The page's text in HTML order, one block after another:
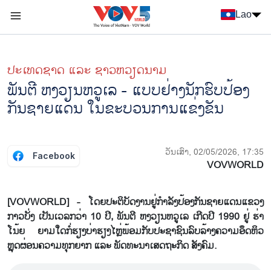
Lao
ປະເທດຊາດ ແລະ ຊາວຫວຽດນາມ
ພັນ​ຕີ ຫງວຽນ​ຫວູ​ເລ - ແບບ​ຢ່າງ​ນັກ​ຮົບ​ປ້ອງ​
ກັນ​ຊາຍ​ແດນ​ ໃນ​ຂະ​ບວນ​ການ​ແຂ່ງ​ຂັນ
Facebook ວັນເສົາ, 02/05/2026, 17:35
VOVWORLD
[VOVWORLD] - ໂດຍປະ​ຕິ​ບັດ​ງານ​ຢູ່​ກຳ​ລັງ​ປ້ອງ​ກັນ​ຊາຍ​ແດນ​ແຂວງ
ກາວ​ບັ່ງ ເປັນ​ເວ​ລກວ່າ 10 ປີ, ພັນ​ຕີ ຫງວຽນ​ຫວູ​ເລ ເກີດປີ 1990 ຢູ່ ຮ່າ​
ໂນ້ຍ ຍາມ​ໃດ​ກໍ່​ຮຽງ​ບ່າ​ຮຽງ​ໄຫຼ່ພ້ອມ​ກັບ​ປະ​ຊາ​ຊົນ​ລົບ​ລ້າງ​ຄວາມ​ອຶດ​ຫິວ
ຫຼຸດ​ຜ່ອນ​ຄວາມ​ທຸກ​ຍາກ ແລະ ພັດ​ທະ​ນາ​ເສດ​ຖະ​ກິດ ສັງ​ຄົມ.